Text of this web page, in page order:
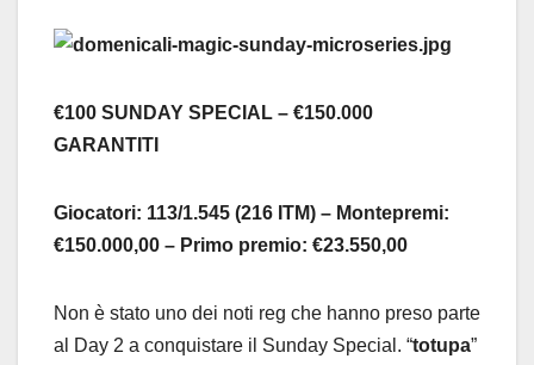
€100 SUNDAY SPECIAL – €150.000
GARANTITI
Giocatori: 113/1.545 (216 ITM) – Montepremi:
€150.000,00 – Primo premio: €23.550,00
Non è stato uno dei noti reg che hanno preso parte
al Day 2 a conquistare il Sunday Special. “totupa”